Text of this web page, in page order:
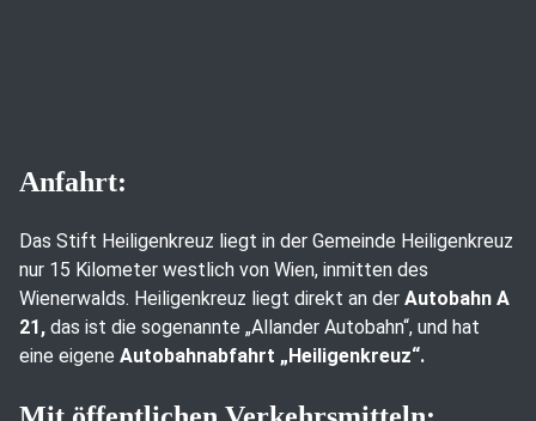
Anfahrt:
Das Stift Heiligenkreuz liegt in der Gemeinde Heiligenkreuz
nur 15 Kilometer westlich von Wien, inmitten des
Wienerwalds. Heiligenkreuz liegt direkt an der Autobahn A
21, das ist die sogenannte „Allander Autobahn“, und hat
eine eigene Autobahnabfahrt „Heiligenkreuz“.